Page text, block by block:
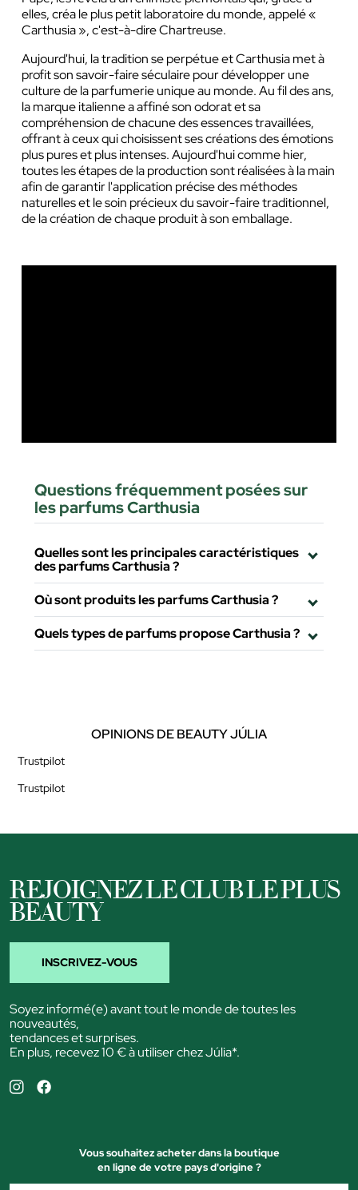
elles, créa le plus petit laboratoire du monde, appelé «
Carthusia », c'est-à-dire Chartreuse.
Aujourd'hui, la tradition se perpétue et Carthusia met à
profit son savoir-faire séculaire pour développer une
culture de la parfumerie unique au monde. Au fil des ans,
la marque italienne a affiné son odorat et sa
compréhension de chacune des essences travaillées,
offrant à ceux qui choisissent ses créations des émotions
plus pures et plus intenses. Aujourd'hui comme hier,
toutes les étapes de la production sont réalisées à la main
afin de garantir l'application précise des méthodes
naturelles et le soin précieux du savoir-faire traditionnel,
de la création de chaque produit à son emballage.
Questions fréquemment posées sur
les parfums Carthusia
Quelles sont les principales caractéristiques
des parfums Carthusia ?
Où sont produits les parfums Carthusia ?
Quels types de parfums propose Carthusia ?
OPINIONS DE BEAUTY JÚLIA
Trustpilot
Trustpilot
REJOIGNEZ LE CLUB LE PLUS
BEAUTY
INSCRIVEZ-VOUS
Soyez informé(e) avant tout le monde de toutes les
nouveautés,
tendances et surprises.
En plus, recevez 10 € à utiliser chez Júlia*.
Vous souhaitez acheter dans la boutique
en ligne de votre pays d'origine ?